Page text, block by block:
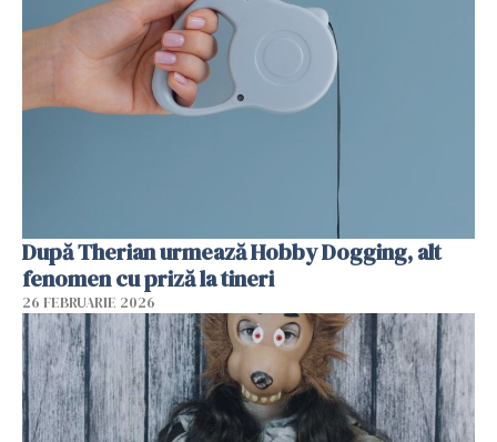
După Therian urmează Hobby Dogging, alt
fenomen cu priză la tineri
26 FEBRUARIE 2026